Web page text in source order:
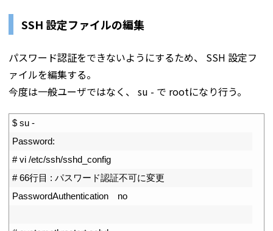
SSH 設定ファイルの編集
パスワード認証をできないようにするため、 SSH 設定フ
ァイルを編集する。
今度は一般ユーザではなく、 su - で rootになり行う。
$ su -
Password:
# vi /etc/ssh/sshd_config
# 66行目 : パスワード認証不可に変更
PasswordAuthentication
no